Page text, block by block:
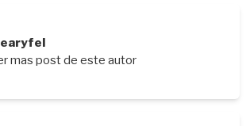
mas post de este autor